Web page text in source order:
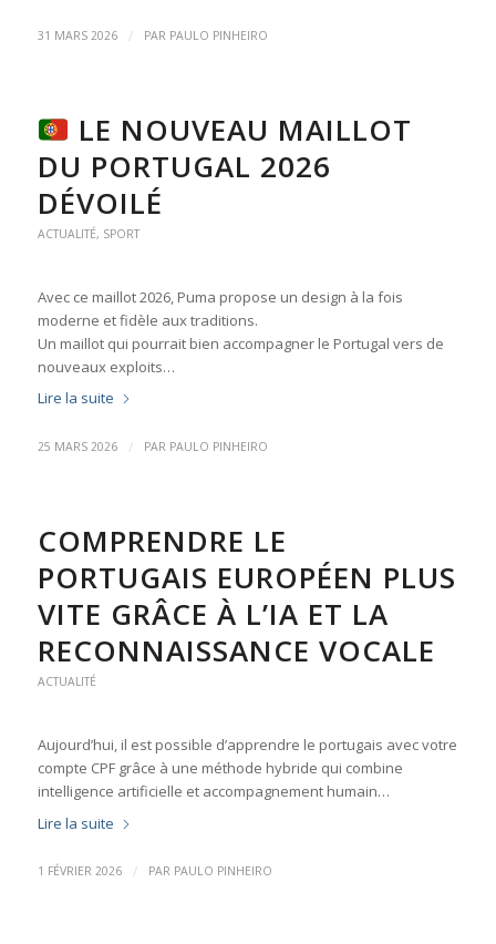
31 MARS 2026 / PAR PAULO PINHEIRO
LE NOUVEAU MAILLOT
DU PORTUGAL 2026
DÉVOILÉ
ACTUALITÉ, SPORT
Avec ce maillot 2026, Puma propose un design à la fois
moderne et fidèle aux traditions.
Un maillot qui pourrait bien accompagner le Portugal vers de
nouveaux exploits…
Lire la suite
25 MARS 2026 / PAR PAULO PINHEIRO
COMPRENDRE LE
PORTUGAIS EUROPÉEN PLUS
VITE GRÂCE À L’IA ET LA
RECONNAISSANCE VOCALE
ACTUALITÉ
Aujourd’hui, il est possible d’apprendre le portugais avec votre
compte CPF grâce à une méthode hybride qui combine
intelligence artificielle et accompagnement humain…
Lire la suite
1 FÉVRIER 2026 / PAR PAULO PINHEIRO